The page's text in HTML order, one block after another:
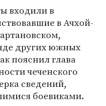
входили в
в Ачхой-
других южных
пояснил глава
чеченского
сведений,
боевиками.